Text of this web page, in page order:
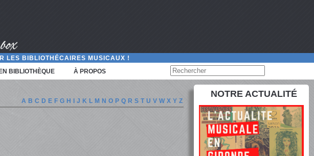
LES BIBLIOTHÉCAIRES MUSICAUX !
BIBLIOTHÈQUE À PROPOS
A B C D E F G H I J K L M N O P Q R S T U V W X Y Z
NOTRE ACTUALITÉ